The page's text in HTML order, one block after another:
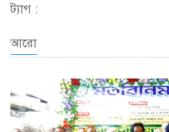
ট্যাগ :
আরো